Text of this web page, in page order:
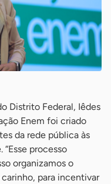
Distrito Federal, Iêdes
Enem foi criado
da rede pública às
processo
organizamos o
para incentivar